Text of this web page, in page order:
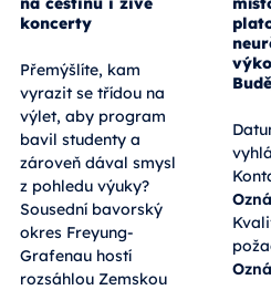
koncerty
Přemýšlíte, kam
vyrazit se třídou na
výlet, aby program
bavil studenty a
zároveň dával smysl
z pohledu výuky?
Sousední bavorský
okres Freyung-
Grafenau hostí
rozsáhlou Zemskou